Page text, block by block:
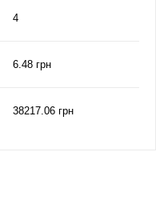
4
6.48 грн
38217.06 грн